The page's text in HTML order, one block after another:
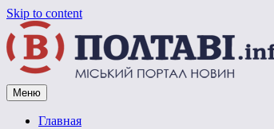
Skip to content
Vpoltave.info
Полтавский портал новостей
Меню
Главная